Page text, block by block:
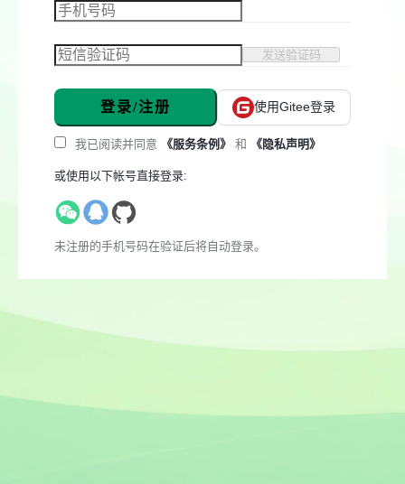
发送验证码
登录/注册 使用Gitee登录
我已阅读并同意 《服务条例》 和 《隐私声明》
或使用以下帐号直接登录:
未注册的手机号码在验证后将自动登录。